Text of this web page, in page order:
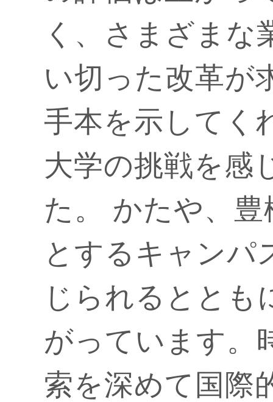
く、さまざまな
い切った改革が
手本を示してく
大学の挑戦を感
た。 かたや、
とするキャンパ
じられるととも
がっています。
索を深めて国際